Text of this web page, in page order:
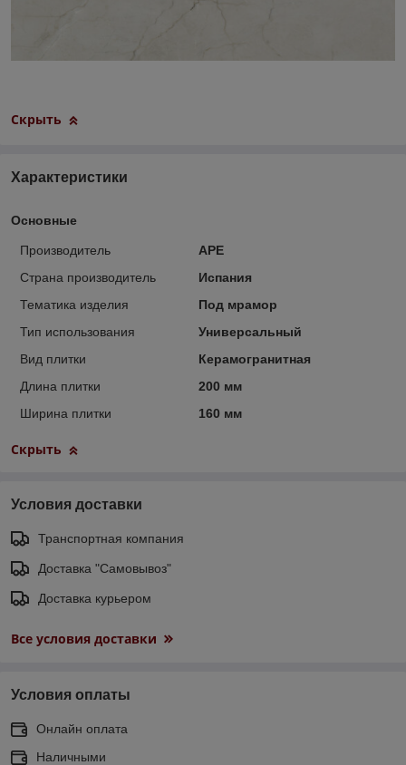
Скрыть
Характеристики
Основные
Производитель
APE
Страна производитель
Испания
Тематика изделия
Под мрамор
Тип использования
Универсальный
Вид плитки
Керамогранитная
Длина плитки
200 мм
Ширина плитки
160 мм
Скрыть
Условия доставки
Транспортная компания
Доставка "Самовывоз"
Доставка курьером
Все условия доставки
Условия оплаты
Онлайн оплата
Наличными